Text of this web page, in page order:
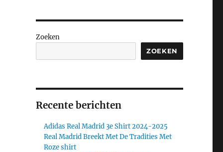
Zoeken
ZOEKEN
Recente berichten
Adidas Real Madrid 3e Shirt 2024-2025
Real Madrid Breekt Met De Tradities Met
Roze shirt